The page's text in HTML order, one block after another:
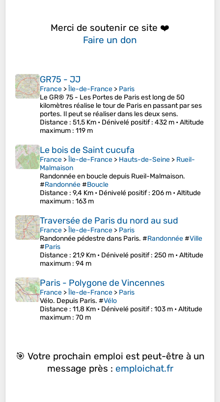
Merci de soutenir ce site ❤️
Faire un don
GR75 - JJ
France >Île-de-France > Paris
Le GR® 75 - Les Portes de Paris est long de 50
kilomètres réalise le tour de Paris en passant par ses
portes. Il peut se réaliser dans les deux sens.
Distance : 51,5 Km • Dénivelé positif: 432 m •Altitude
maximum : 119 m
Le bois de Saint cucufa
France >Île-de-France > Hauts-de-Seine > Rueil-
Malmaison
Randonnée en boucle depuis Rueil-Malmaison.
#Randonnée#Boucle
Distance : 9,4 Km • Dénivelé positif: 206 m •Altitude
maximum : 163 m
Traversée de Paris du nord au sud
France >Île-de-France > Paris
Randonnée pédestre dans Paris. #Randonnée#Ville
#Paris
Distance : 21,9 Km • Dénivelé positif: 250 m •Altitude
maximum : 94 m
Paris - Polygone de Vincennes
France >Île-de-France > Paris
Vélo. Depuis Paris. #Vélo
Distance : 11,8 Km • Dénivelé positif: 103 m •Altitude
maximum : 70 m
🎯 Votre prochain emploi est peut-être à un
message près : emploichat.fr